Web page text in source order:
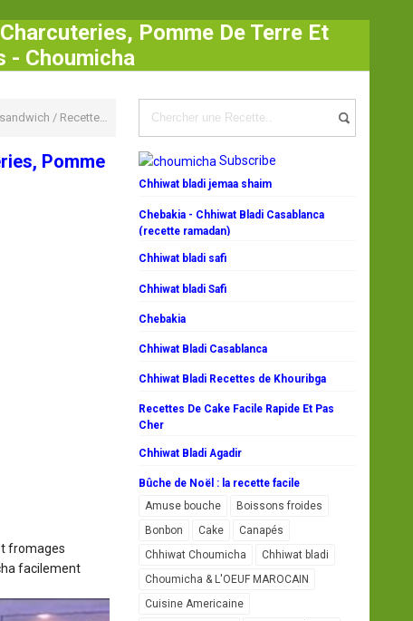
Pomme De Terre Et
- Choumicha
sandwich / Recettes De Sandwichs à La Charcuteries, Pomme De Terre Et Fromages
Pomme
fromages
facilement
Subscribe
Chhiwat bladi jemaa shaim
Chebakia - Chhiwat Bladi Casablanca
(recette ramadan)
Chhiwat bladi safi
Chhiwat bladi Safi
Chebakia
Chhiwat Bladi Casablanca
Chhiwat Bladi Recettes de Khouribga
Recettes De Cake Facile Rapide Et Pas
Cher
Chhiwat Bladi Agadir
Bûche de Noël : la recette facile
Amuse bouche
Boissons froides
Bonbon
Cake
Canapés
Chhiwat Choumicha
Chhiwat bladi
Choumicha & L'OEUF MAROCAIN
Cuisine Americaine